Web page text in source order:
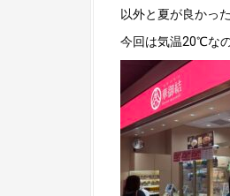
以外と夏が良かっ
今回は気温20℃な